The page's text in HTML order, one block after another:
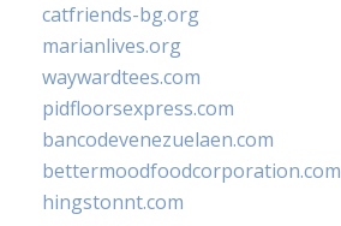
catfriends-bg.org
marianlives.org
waywardtees.com
pidfloorsexpress.com
bancodevenezuelaen.com
bettermoodfoodcorporation.com
hingstonnt.com